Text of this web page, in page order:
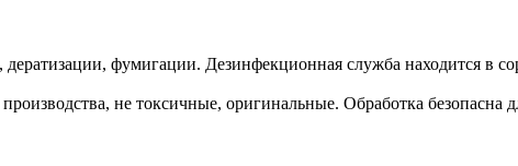
фумигации. Дезинфекционная служба находится в
не токсичные, оригинальные. Обработка безопасна